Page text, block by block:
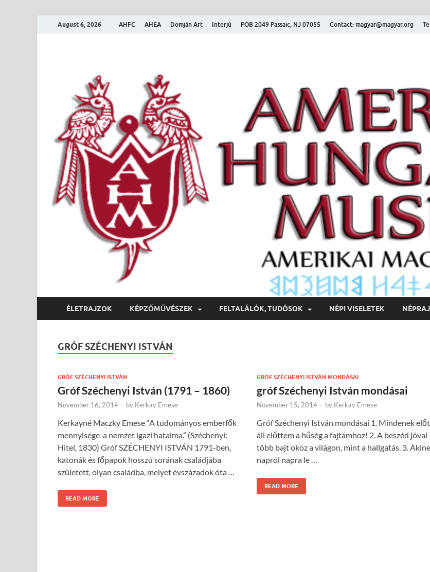
August 6, 2026 AHFC AHEA Domján Art Interjú POB 2049 Passaic, NJ 07055 Contact: magyar@magyar.org
Amerikai Magyar Múzeum
ÉLETRAJZOK KÉPZŐMŰVÉSZEK FELTALÁLÓK, TUDÓSOK NÉPI VISELETEK
GRÓF SZÉCHENYI ISTVÁN
GRÓF SZÉCHENYI ISTVÁN
Gróf Széchenyi István (1791 – 1860)
November 16, 2014 - by Kerkay Emese
Kerkayné Maczky Emese “A tudományos emberfők
mennyisége a nemzet igazi hatalma.” (Széchenyi:
Hitel, 1830) Gróf SZÉCHENYI ISTVÁN 1791-ben,
katonák és főpapok hosszú sorának családjába
született, olyan családba, melyet évszázadok óta …
READ MORE
GRÓF SZÉCHENYI ISTVÁN MONDÁSAI
gróf Széchenyi István mondásai
November 15, 2014 - by Kerkay Emese
Gróf Széchenyi István mondásai 1. Mindenek
áll előttem a hűség a fajtámhoz! 2. A beszéd jóval
több bajt okoz a világon, mint a hallgatás. 3.
napról napra le …
READ MORE